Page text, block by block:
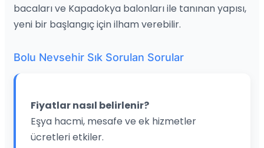
bacaları ve Kapadokya balonları ile tanınan yapısı,
yeni bir başlangıç için ilham verebilir.
Bolu Nevsehir Sık Sorulan Sorular
Fiyatlar nasıl belirlenir?
Eşya hacmi, mesafe ve ek hizmetler
ücretleri etkiler.